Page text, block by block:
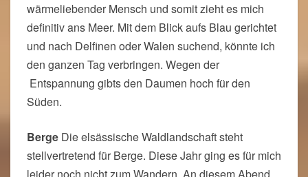
wärmeliebender Mensch und somit zieht es mich
definitiv ans Meer. Mit dem Blick aufs Blau gerichtet
und nach Delfinen oder Walen suchend, könnte ich
den ganzen Tag verbringen. Wegen der
Entspannung gibts den Daumen hoch für den
Süden.
Berge Die elsässische Waldlandschaft steht
stellvertretend für Berge. Diese Jahr ging es für mich